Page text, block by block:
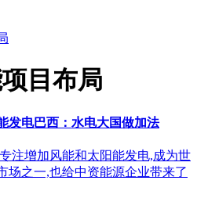
目布局
发电巴西：水电大国做加法
注增加风能和太阳能发电,成为世
场之一,也给中资能源企业带来了